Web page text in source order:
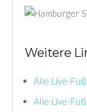
Weitere
Alle Live-
Alle Live-